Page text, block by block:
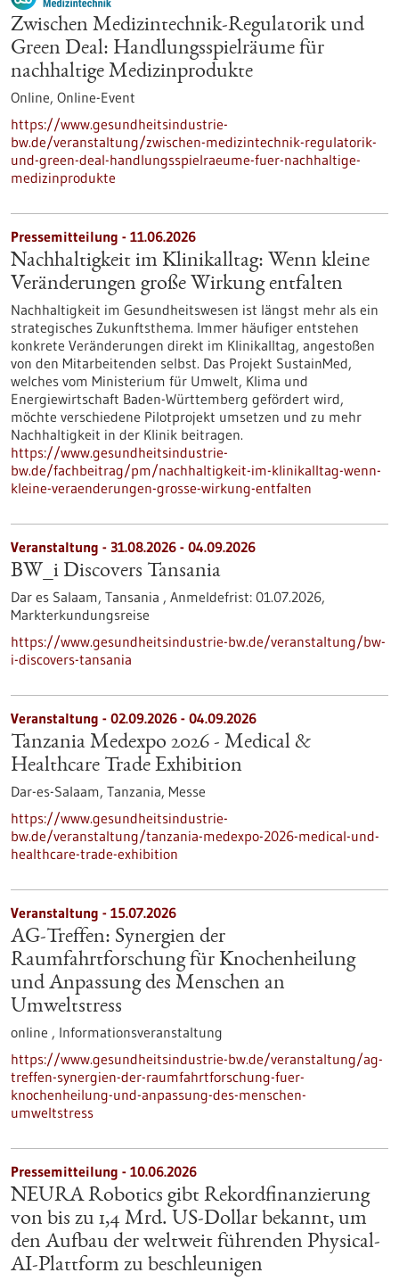
Zwischen Medizintechnik-Regulatorik und
Green Deal: Handlungsspielräume für
nachhaltige Medizinprodukte
Online, Online-Event
https://www.gesundheitsindustrie-
bw.de/veranstaltung/zwischen-medizintechnik-regulatorik-
und-green-deal-handlungsspielraeume-fuer-nachhaltige-
medizinprodukte
Pressemitteilung - 11.06.2026
Nachhaltigkeit im Klinikalltag: Wenn kleine
Veränderungen große Wirkung entfalten
Nachhaltigkeit im Gesundheitswesen ist längst mehr als ein
strategisches Zukunftsthema. Immer häufiger entstehen
konkrete Veränderungen direkt im Klinikalltag, angestoßen
von den Mitarbeitenden selbst. Das Projekt SustainMed,
welches vom Ministerium für Umwelt, Klima und
Energiewirtschaft Baden-Württemberg gefördert wird,
möchte verschiedene Pilotprojekt umsetzen und zu mehr
Nachhaltigkeit in der Klinik beitragen.
https://www.gesundheitsindustrie-
bw.de/fachbeitrag/pm/nachhaltigkeit-im-klinikalltag-wenn-
kleine-veraenderungen-grosse-wirkung-entfalten
Veranstaltung - 31.08.2026 - 04.09.2026
BW_i Discovers Tansania
Dar es Salaam, Tansania , Anmeldefrist: 01.07.2026,
Markterkundungsreise
https://www.gesundheitsindustrie-bw.de/veranstaltung/bw-
i-discovers-tansania
Veranstaltung - 02.09.2026 - 04.09.2026
Tanzania Medexpo 2026 - Medical &
Healthcare Trade Exhibition
Dar-es-Salaam, Tanzania, Messe
https://www.gesundheitsindustrie-
bw.de/veranstaltung/tanzania-medexpo-2026-medical-und-
healthcare-trade-exhibition
Veranstaltung - 15.07.2026
AG-Treffen: Synergien der
Raumfahrtforschung für Knochenheilung
und Anpassung des Menschen an
Umweltstress
online , Informationsveranstaltung
https://www.gesundheitsindustrie-bw.de/veranstaltung/ag-
treffen-synergien-der-raumfahrtforschung-fuer-
knochenheilung-und-anpassung-des-menschen-
umweltstress
Pressemitteilung - 10.06.2026
NEURA Robotics gibt Rekordfinanzierung
von bis zu 1,4 Mrd. US-Dollar bekannt, um
den Aufbau der weltweit führenden Physical-
AI-Plattform zu beschleunigen